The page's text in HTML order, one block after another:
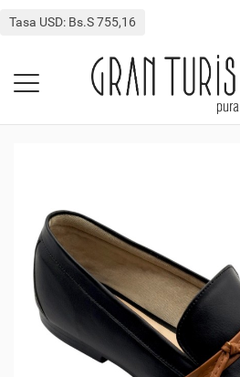
Tasa USD: Bs.S 755,16